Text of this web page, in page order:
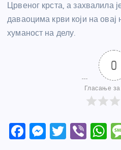
Црвеног крста, а захвалила
даваоцима крви који на овај
хуманост на делу.
0
Гласање
F
M T
Vi